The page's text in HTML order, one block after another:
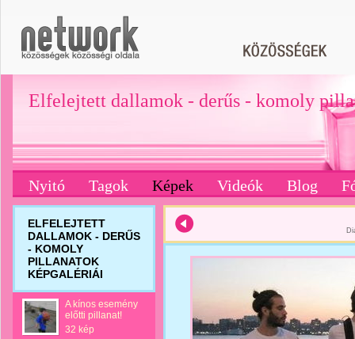
Elfelejtett dallamok - derűs - komoly
Nyitó Tagok Képek Videók Blog
ELFELEJTETT
DALLAMOK - DERŰS
- KOMOLY
PILLANATOK
KÉPGALÉRIÁI
A kínos esemény
előtti pillanat!
32 kép